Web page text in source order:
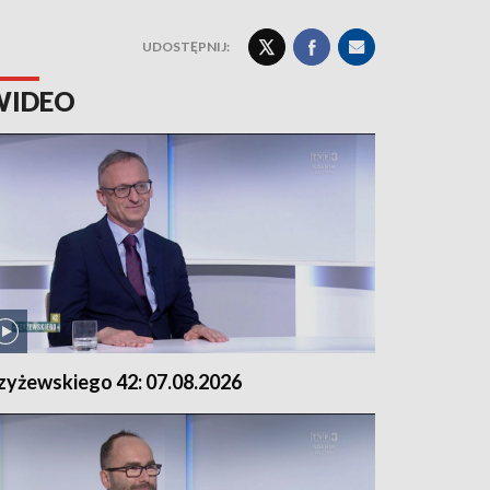
UDOSTĘPNIJ:
42: 07.08.2026